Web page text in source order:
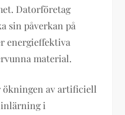
Datorföretag
sin påverkan på
energieffektiva
material.
ökningen av artificiell
i